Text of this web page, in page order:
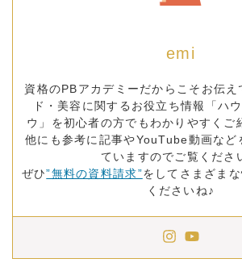
emi
資格のPBアカデミーだからこそお伝え
ド・美容に関するお役立ち情報「ハ
ウ」を初心者の方でもわかりやすくご
他にも参考に記事やYouTube動画など
ていますのでご覧くださ
ぜひ”無料の資料請求”をしてさまざま
くださいね♪